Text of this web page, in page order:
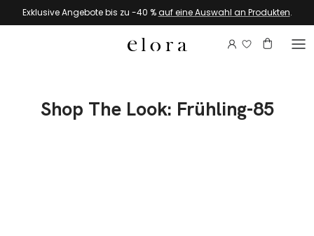
Zum Inhalt springen
Exklusive Angebote bis zu -40 %auf eine Auswahl an Produkten.
KontoMelden Sie
Shop The Look: Frühling-85